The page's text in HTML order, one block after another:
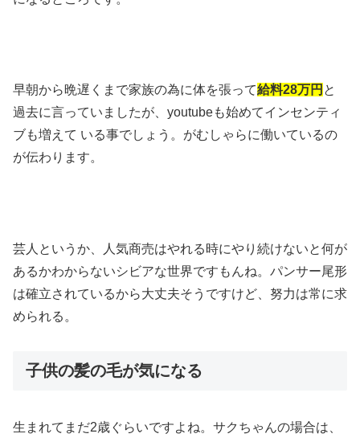
早朝から晩遅くまで家族の為に体を張って給料28万円 と
過去に言っていましたが、youtubeも始めてインセンティ
ブも増えて いる事でしょう。がむしゃらに働いているの
が伝わります。
芸人というか、人気商売はやれる時にやり続けないと何が
あるかわからないシビアな世界ですもんね。パンサー尾形
は確立されているから大丈夫そうですけど、努力は常に求
められる。
子供の髪の毛が気になる
生まれてまだ2歳ぐらいですよね。サクちゃんの場合は、